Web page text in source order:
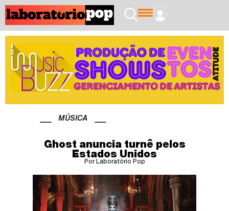
MÚSICA
Ghost anuncia turnê pelos
Estados Unidos
Por Laboratório Pop